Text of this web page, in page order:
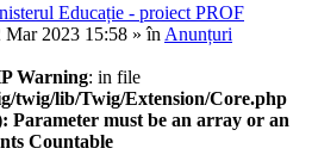
Educație - proiect PROF
Mar 2023 15:58 » în Anunțuri
Warning: in file
twig/lib/Twig/Extension/Core.php
Parameter must be an array or an
Countable